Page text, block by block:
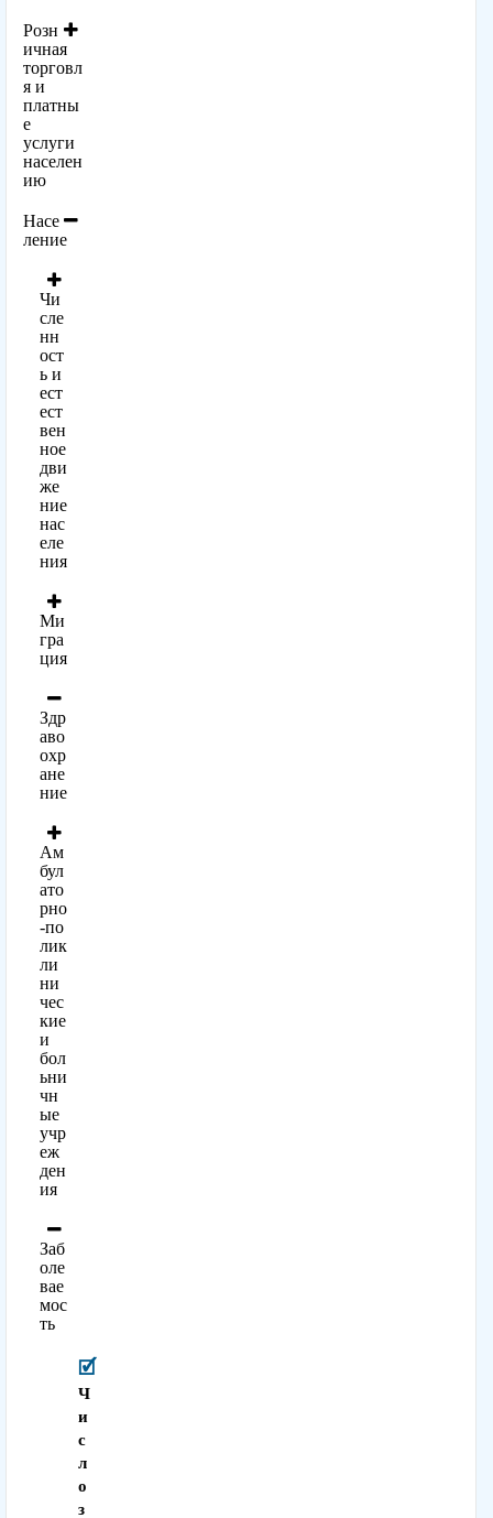
Розн
ичная
торговл
я и
платны
е
услуги
населен
ию
Насе
ление
Чи
сле
нн
ост
ь и
ест
ест
вен
ное
дви
же
ние
нас
еле
ния
Ми
гра
ция
Здр
аво
охр
ане
ние
Ам
бул
ато
рно
-по
лик
ли
ни
чес
кие
и
бол
ьни
чн
ые
учр
еж
ден
ия
Заб
оле
вае
мос
ть
Ч
и
с
л
о
з